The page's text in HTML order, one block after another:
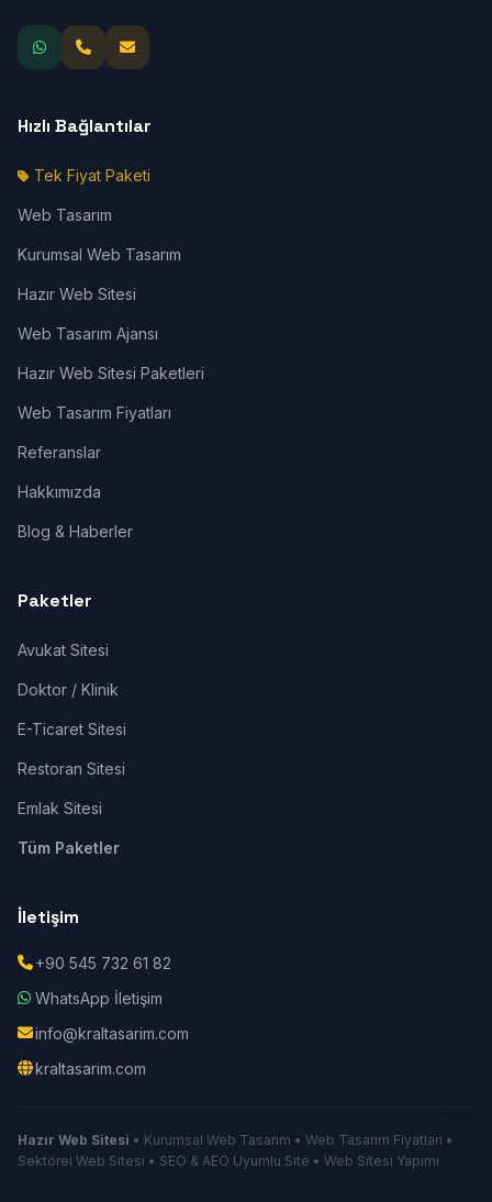
Hızlı Bağlantılar
Tek Fiyat Paketi
Web Tasarım
Kurumsal Web Tasarım
Hazır Web Sitesi
Web Tasarım Ajansı
Hazır Web Sitesi Paketleri
Web Tasarım Fiyatları
Referanslar
Hakkımızda
Blog & Haberler
Paketler
Avukat Sitesi
Doktor / Klinik
E-Ticaret Sitesi
Restoran Sitesi
Emlak Sitesi
Tüm Paketler
İletişim
+90 545 732 61 82
WhatsApp İletişim
info@kraltasarim.com
kraltasarim.com
Hazır Web Sitesi • Kurumsal Web Tasarım • Web Tasarım Fiyatları •
Sektörel Web Sitesi • SEO & AEO Uyumlu Site • Web Sitesi Yapımı